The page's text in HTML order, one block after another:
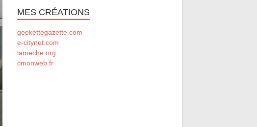
MES CRÉATIONS
geekettegazette.com
e-citynet.com
lameche.org
cmonweb.fr